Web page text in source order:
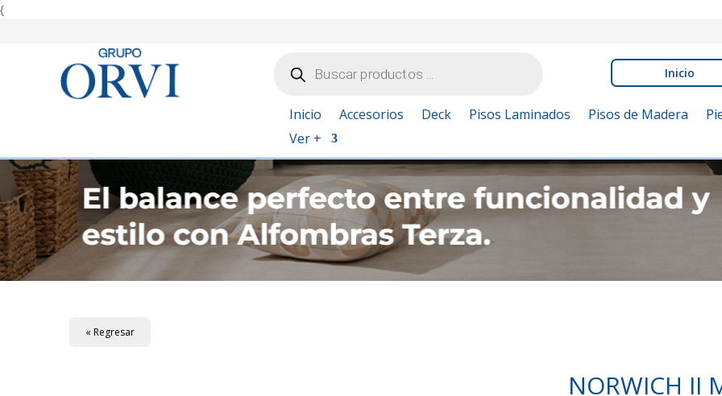
{
productos Inicio
Inicio Accesorios Deck Pisos Laminados Pisos de Madera
Ver +
« Regresar
NORWICH II